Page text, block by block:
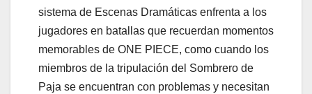
sistema de Escenas Dramáticas enfrenta a los
jugadores en batallas que recuerdan momentos
memorables de ONE PIECE, como cuando los
miembros de la tripulación del Sombrero de
Paja se encuentran con problemas y necesitan